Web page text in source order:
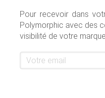
Pour recevoir dans
Polymorphic avec des
visibilité de votre
Votre email